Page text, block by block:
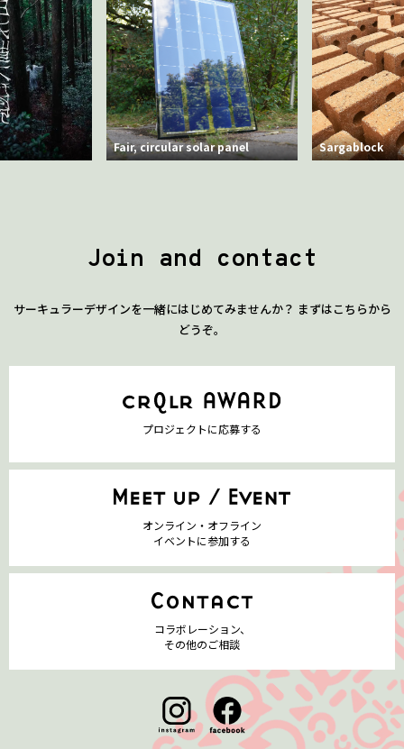
Fair, circular solar panel Sargablock
Join and contact
サーキュラーデザインを一緒にはじめてみませんか？ まずはこちらから
どうぞ。
プロジェクトに応募する
オンライン・オフライン
イベントに参加する
コラボレーション、
その他のご相談